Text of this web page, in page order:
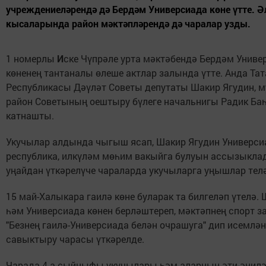
учреждениеләрендә дә Бердәм Универсиада көне үтте.
кысаларында район мәктәпләрендә дә чаралар узды.
1 номерлы Иске Чүпрәле урта мәктәбендә Бердәм
көненең тантаналы өлеше актлар залында үтте. Анда
Республикасы Дәүләт Советы депутаты Шакир Ягудин,
район Советының оештыру бүлеге начальнигы Радик
катнашты.
Укучылар алдында чыгыш ясап, Шакир Ягудин
республика, илкүләм мөһим вакыйга булуын
уңайдан үткәрелүче чараларда укучыларга уңышлар
15 май-Халыкара гаилә көне буларак та билгеләп үтелә.
һәм Универсиада көнен берләштереп, мәктәпнең спорт
"Безнең гаилә-Универсиада белән очрашуга" дип
савыктыру чарасы үткәрелде.